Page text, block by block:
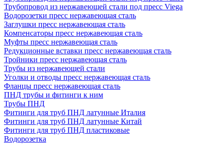
Трубопровод из нержавеющей стали под пресс Viega
Водорозетки пресс нержавеющая сталь
Заглушки пресс нержавеющая сталь
Компенсаторы пресс нержавеющая сталь
Муфты пресс нержавеющая сталь
Редукционные вставки пресс нержавеющая сталь
Тройники пресс нержавеющая сталь
Трубы из нержавеющей стали
Уголки и отводы пресс нержавеющая сталь
Фланцы пресс нержавеющая сталь
ПНД трубы и фитинги к ним
Трубы ПНД
Фитинги для труб ПНД латунные Италия
Фитинги для труб ПНД латунные Китай
Фитинги для труб ПНД пластиковые
Водорозетка